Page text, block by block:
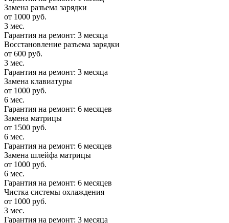
Замена разъема зарядки
от 1000 руб.
3 мес.
Гарантия на ремонт: 3 месяца
Восстановление разъема зарядки
от 600 руб.
3 мес.
Гарантия на ремонт: 3 месяца
Замена клавиатуры
от 1000 руб.
6 мес.
Гарантия на ремонт: 6 месяцев
Замена матрицы
от 1500 руб.
6 мес.
Гарантия на ремонт: 6 месяцев
Замена шлейфа матрицы
от 1000 руб.
6 мес.
Гарантия на ремонт: 6 месяцев
Чистка системы охлаждения
от 1000 руб.
3 мес.
Гарантия на ремонт: 3 месяца